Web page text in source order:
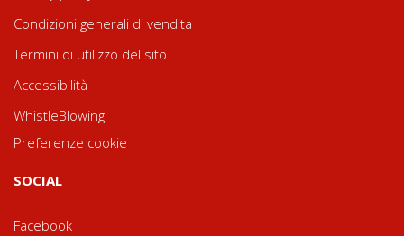
Condizioni generali di vendita
Termini di utilizzo del sito
Accessibilità
WhistleBlowing
Preferenze cookie
SOCIAL
Facebook